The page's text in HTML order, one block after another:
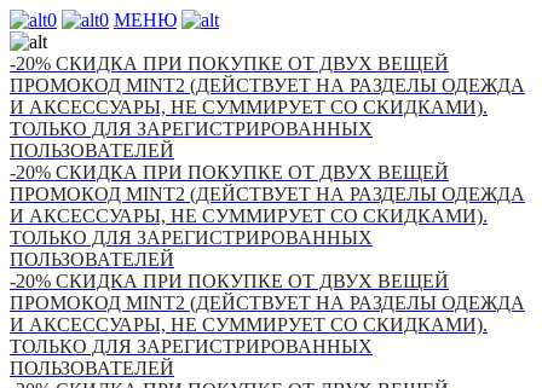
0 0 МЕНЮ
-20% СКИДКА ПРИ ПОКУПКЕ ОТ ДВУХ ВЕЩЕЙ
ПРОМОКОД MINT2 (ДЕЙСТВУЕТ НА РАЗДЕЛЫ ОДЕЖДА
И АКСЕССУАРЫ, НЕ СУММИРУЕТ СО СКИДКАМИ).
ТОЛЬКО ДЛЯ ЗАРЕГИСТРИРОВАННЫХ
ПОЛЬЗОВАТЕЛЕЙ
-20% СКИДКА ПРИ ПОКУПКЕ ОТ ДВУХ ВЕЩЕЙ
ПРОМОКОД MINT2 (ДЕЙСТВУЕТ НА РАЗДЕЛЫ ОДЕЖДА
И АКСЕССУАРЫ, НЕ СУММИРУЕТ СО СКИДКАМИ).
ТОЛЬКО ДЛЯ ЗАРЕГИСТРИРОВАННЫХ
ПОЛЬЗОВАТЕЛЕЙ
-20% СКИДКА ПРИ ПОКУПКЕ ОТ ДВУХ ВЕЩЕЙ
ПРОМОКОД MINT2 (ДЕЙСТВУЕТ НА РАЗДЕЛЫ ОДЕЖДА
И АКСЕССУАРЫ, НЕ СУММИРУЕТ СО СКИДКАМИ).
ТОЛЬКО ДЛЯ ЗАРЕГИСТРИРОВАННЫХ
ПОЛЬЗОВАТЕЛЕЙ